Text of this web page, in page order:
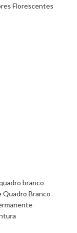
Florescentes
branco
Quadro Branco